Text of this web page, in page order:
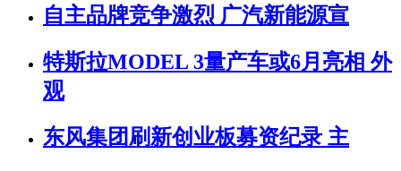
自主品牌竞争激烈 广汽新能源宣
特斯拉MODEL 3量产车或6月亮相 外
观
东风集团刷新创业板募资纪录 主